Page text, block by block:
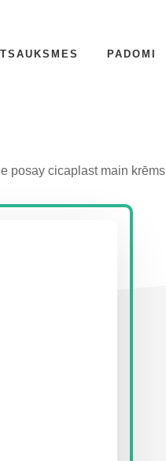
PADOMI
posay cicaplast main krēms